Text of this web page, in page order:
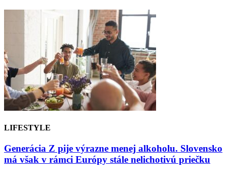
LIFESTYLE
Generácia Z pije výrazne menej alkoholu. Slovensko
má však v rámci Európy stále nelichotivú priečku